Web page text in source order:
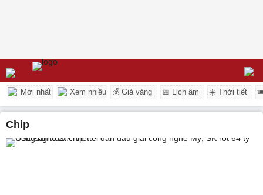
Mới nhất Xem nhiều 💰 Giá vàng 📅 Lịch âm ☀️ Thời tiết
chip